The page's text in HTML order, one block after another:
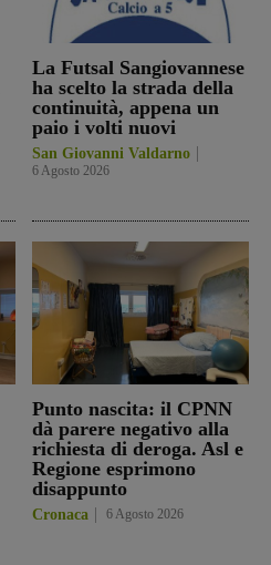
La Futsal Sangiovannese
ha scelto la strada della
continuità, appena un
paio i volti nuovi
San Giovanni Valdarno
6 Agosto 2026
Punto nascita: il CPNN
dà parere negativo alla
richiesta di deroga. Asl e
Regione esprimono
disappunto
Cronaca 6 Agosto 2026